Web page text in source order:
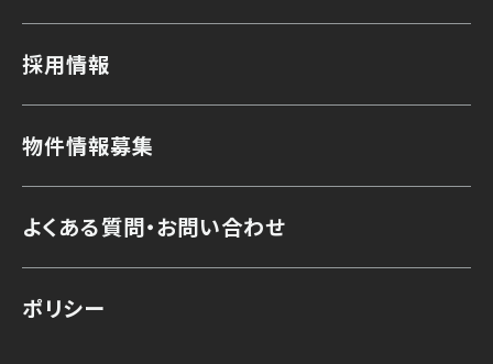
採用情報
物件情報募集
よくある質問・お問い合わせ
ポリシー